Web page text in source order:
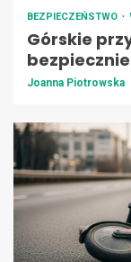
BEZPIECZEŃSTWO
Górskie
Joanna Piotrowska